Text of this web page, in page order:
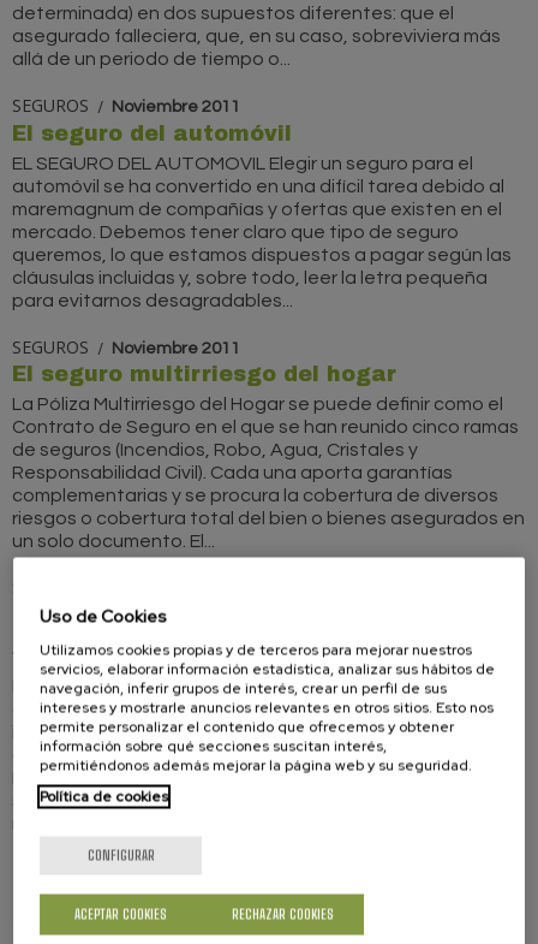
determinada) en dos supuestos diferentes: que el
asegurado falleciera, que, en su caso, sobreviviera más
allá de un periodo de tiempo o...
SEGUROS Noviembre 2011
El seguro del automóvil
EL SEGURO DEL AUTOMOVIL Elegir un seguro para el
automóvil se ha convertido en una difícil tarea debido al
maremagnum de compañías y ofertas que existen en el
mercado. Debemos tener claro que tipo de seguro
queremos, lo que estamos dispuestos a pagar según las
cláusulas incluidas y, sobre todo, leer la letra pequeña
para evitarnos desagradables...
SEGUROS Noviembre 2011
El seguro multirriesgo del hogar
La Póliza Multirriesgo del Hogar se puede definir como el
Contrato de Seguro en el que se han reunido cinco ramas
de seguros (Incendios, Robo, Agua, Cristales y
Responsabilidad Civil). Cada una aporta garantías
complementarias y se procura la cobertura de diversos
riesgos o cobertura total del bien o bienes asegurados en
un solo documento. El...
Reglamento del seguro obligatorio de
vehículos a motor
Eleva a setenta millones de euros la indemnización por
daños personales y a quince millones de euros la
indemnización por daños materiales y siniestro El Consejo
de Ministros de 12 de septiembre aprobó el nuevo
Reglamento del seguro obligatorio de automóviles, que
sustituye al vigente desde 2001, tras la importantes
GUÍA DEL CONSUMIDOR
Uso de Cookies
Utilizamos cookies propias y de terceros para mejorar nuestros
servicios, elaborar información estadística, analizar sus hábitos de
navegación, inferir grupos de interés, crear un perfil de sus
intereses y mostrarle anuncios relevantes en otros sitios. Esto nos
permite personalizar el contenido que ofrecemos y obtener
información sobre qué secciones suscitan interés,
permitiéndonos además mejorar la página web y su seguridad.
Política de cookies
CONFIGURAR
RECHAZAR COOKIES
ACEPTAR COOKIES